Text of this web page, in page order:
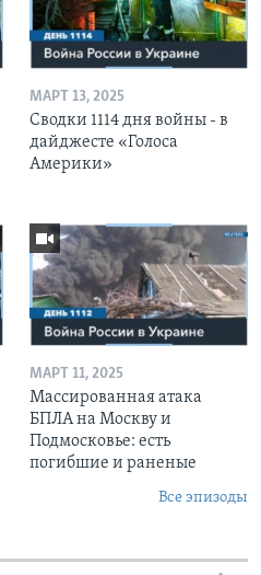
МАРТ 13, 2025
Сводки 1114 дня войны - в
дайджесте «Голоса
Америки»
МАРТ 11, 2025
Массированная атака
БПЛА на Москву и
Подмосковье: есть
погибшие и раненые
Все эпизоды